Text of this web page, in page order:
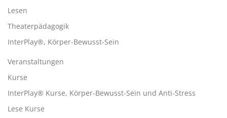
Lesen
Theaterpädagogik
InterPlay®, Körper-Bewusst-Sein
Veranstaltungen
Kurse
InterPlay® Kurse, Körper-Bewusst-Sein und Anti-Stress
Lese Kurse